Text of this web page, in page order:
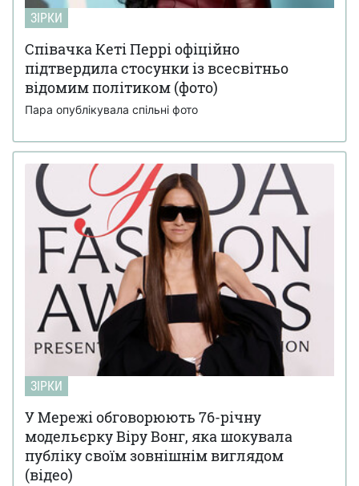
ЗІРКИ
Співачка Кеті Перрі офіційно
підтвердила стосунки із всесвітньо
відомим політиком (фото)
Пара опублікувала спільні фото
ЗІРКИ
У Мережі обговорюють 76-річну
модельєрку Віру Вонг, яка шокувала
публіку своїм зовнішнім виглядом
(відео)